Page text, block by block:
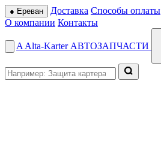
● Ереван Доставка Способы оплаты
О компании Контакты
A Alta-Karter АВТОЗАПЧАСТИ